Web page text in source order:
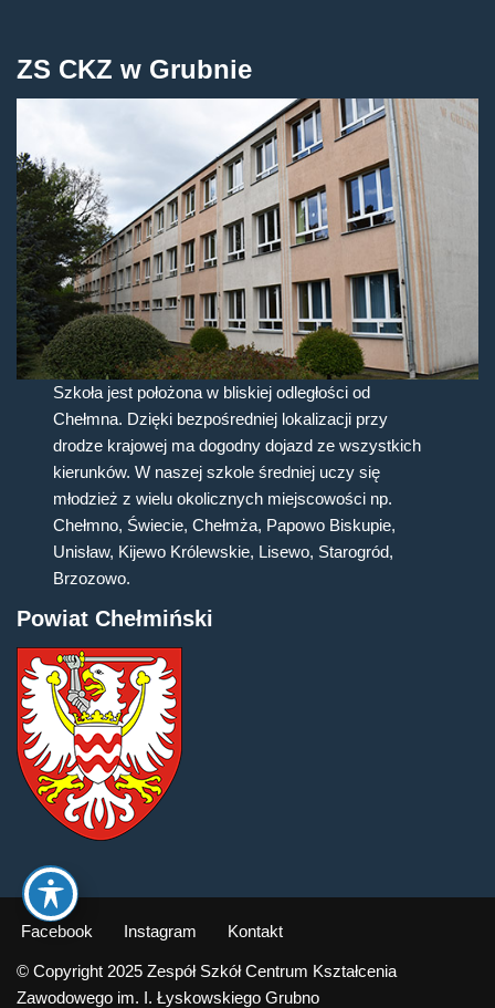
ZS CKZ w Grubnie
Szkoła jest położona w bliskiej odległości od
Chełmna. Dzięki bezpośredniej lokalizacji przy
drodze krajowej ma dogodny dojazd ze wszystkich
kierunków. W naszej szkole średniej uczy się
młodzież z wielu okolicznych miejscowości np.
Chełmno, Świecie, Chełmża, Papowo Biskupie,
Unisław, Kijewo Królewskie, Lisewo, Starogród,
Brzozowo.
Powiat Chełmiński
Facebook Instagram Kontakt
© Copyright 2025 Zespół Szkół Centrum Kształcenia
Zawodowego im. I. Łyskowskiego Grubno